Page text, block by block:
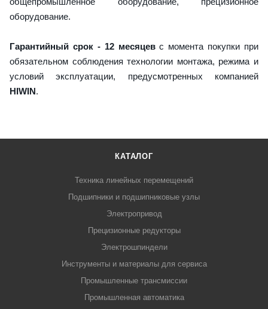
оборудование.
Гарантийный срок - 12 месяцевс момента покупки при
обязательном соблюдения технологии монтажа, режима и
условий эксплуатации, предусмотренных компанией
HIWIN.
КАТАЛОГ
Техника линейных перемещений
Подшипники и подшипниковые узлы
Электропривод
Прецизионные редукторы
Электрошпиндели
Инструменты и материалы для сервиса
Промышленные трансмиссии
Промышленная автоматика